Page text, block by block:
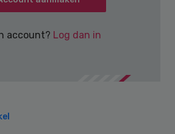
account? Log dan in